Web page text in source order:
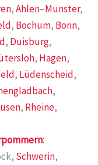
,Ahlen–Münster,
, Bochum, Bonn,
, Duisburg,
, Hagen,
, Lüdenscheid,
,
, Rheine,
:
Schwerin,